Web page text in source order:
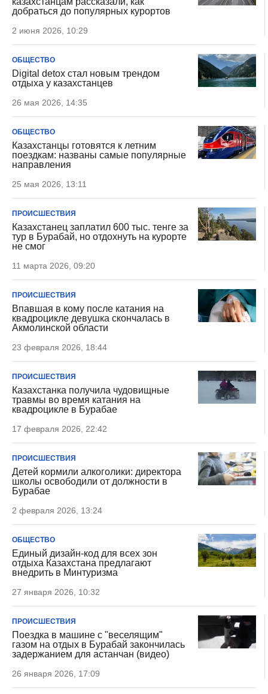
добраться до популярных курортов
2 июня 2026, 10:29
ОБЩЕСТВО
Digital detox стал новым трендом
отдыха у казахстанцев
26 мая 2026, 14:35
ОБЩЕСТВО
Казахстанцы готовятся к летним
поездкам: названы самые популярные
направления
25 мая 2026, 13:11
ПРОИСШЕСТВИЯ
Казахстанец заплатил 600 тыс. тенге за
тур в Бурабай, но отдохнуть на курорте
не смог
11 марта 2026, 09:20
ПРОИСШЕСТВИЯ
Впавшая в кому после катания на
квадроцикле девушка скончалась в
Акмолинской области
23 февраля 2026, 18:44
ПРОИСШЕСТВИЯ
Казахстанка получила чудовищные
травмы во время катания на
квадроцикле в Бурабае
17 февраля 2026, 22:42
ПРОИСШЕСТВИЯ
Детей кормили алкоголики: директора
школы освободили от должности в
Бурабае
2 февраля 2026, 13:24
ОБЩЕСТВО
Единый дизайн-код для всех зон
отдыха Казахстана предлагают
внедрить в Минтуризма
27 января 2026, 10:32
ПРОИСШЕСТВИЯ
Поездка в машине с "веселящим"
газом на отдых в Бурабай закончилась
задержанием для астанчан (видео)
26 января 2026, 17:09